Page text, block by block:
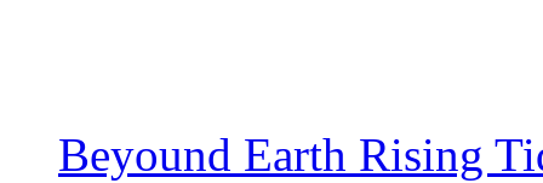
Beyound Earth Rising